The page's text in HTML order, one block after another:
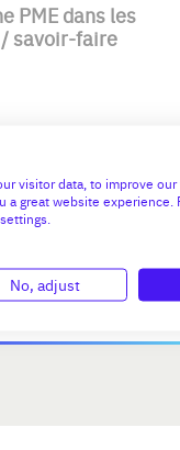
PME dans les
savoir-faire
visitor data, to improve
a great website experience.
No, adjust